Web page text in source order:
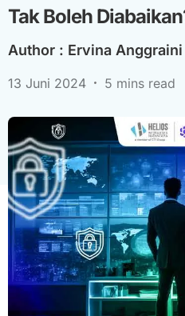
Tak Boleh
Author : Ervina Anggraini
13 Juni 2024